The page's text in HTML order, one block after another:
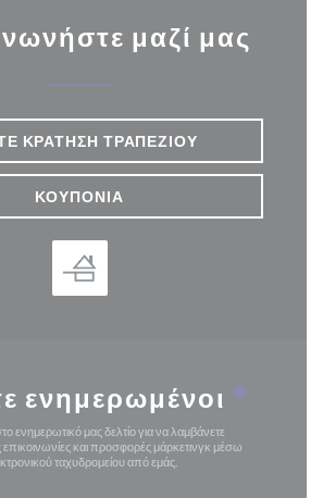
μαζί μας
ΚΡΆΤΗΣΗ ΤΡΑΠΕΖΙΟΎ
ΚΟΥΠΌΝΙΑ
ενημερωμένοι *
ενημερωτικό μας δελτίο για να λαμβάνετε
επικοινωνίες και προσφορές μάρκετινγκ μέσω
ταχυδρομείου από εμάς.